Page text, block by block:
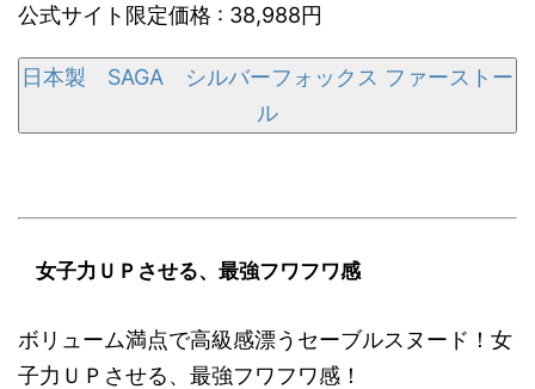
公式サイト限定価格 : 38,988円
日本製 SAGA シルバーフォックス ファーストー
ル
女子力ＵＰさせる、最強フワフワ感
ボリューム満点で高級感漂うセーブルスヌード！女
子力ＵＰさせる、最強フワフワ感！